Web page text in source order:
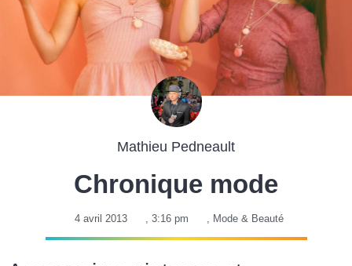
Mathieu Pedneault
Chronique mode
4 avril 2013 , 3:16 pm , Mode & Beauté